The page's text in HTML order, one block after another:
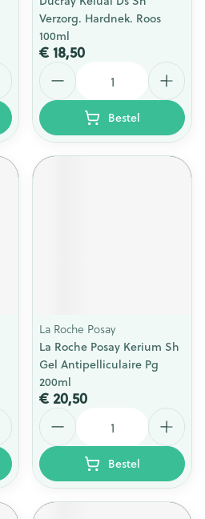
Verzorg. Hardnek. Roos
100ml
€ 18,50
Aantal
Bestel
La Roche Posay
La Roche Posay Kerium Sh
Gel Antipelliculaire Pg
200ml
€ 20,50
Aantal
Bestel